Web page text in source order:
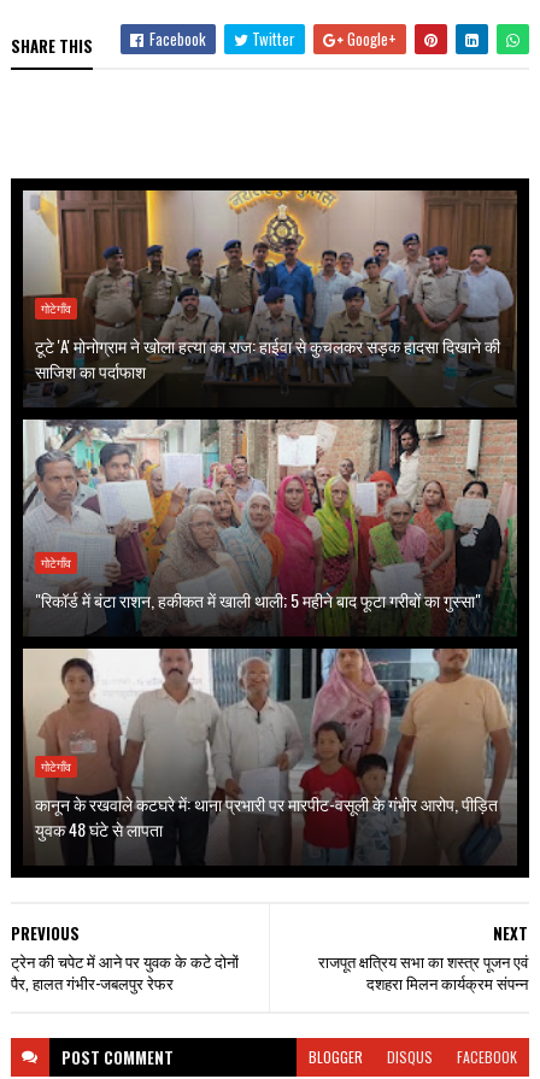
SHARE THIS Facebook Twitter Google+
गोटेगाँव
टूटे 'A' मोनोग्राम ने खोला हत्या का राज: हाईवा से कुचलकर सड़क हादसा दिखाने की
साजिश का पर्दाफाश
गोटेगाँव
"रिकॉर्ड में बंटा राशन, हकीकत में खाली थाली; 5 महीने बाद फूटा गरीबों का गुस्सा"
गोटेगाँव
कानून के रखवाले कटघरे में: थाना प्रभारी पर मारपीट-वसूली के गंभीर आरोप, पीड़ित
युवक 48 घंटे से लापता
NEXT
राजपूत क्षत्रिय सभा का शस्त्र पूजन एवं
दशहरा मिलन कार्यक्रम संपन्न
PREVIOUS
ट्रेन की चपेट में आने पर युवक के कटे दोनों
पैर, हालत गंभीर-जबलपुर रेफर
POST COMMENT BLOGGER DISQUS FACEBOOK